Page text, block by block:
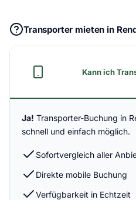
Transporter mieten in
Kann ich
Ja! Transporter-Buchung in
schnell und einfach möglich.
Sofortvergleich aller
Direkte mobile Buchung
Verfügbarkeit in Echtzeit